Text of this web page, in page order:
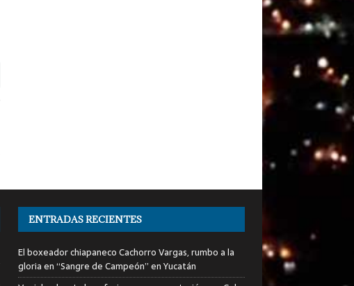
ENTRADAS RECIENTES
El boxeador chiapaneco Cachorro Vargas, rumbo a la
gloria en “Sangre de Campeón” en Yucatán